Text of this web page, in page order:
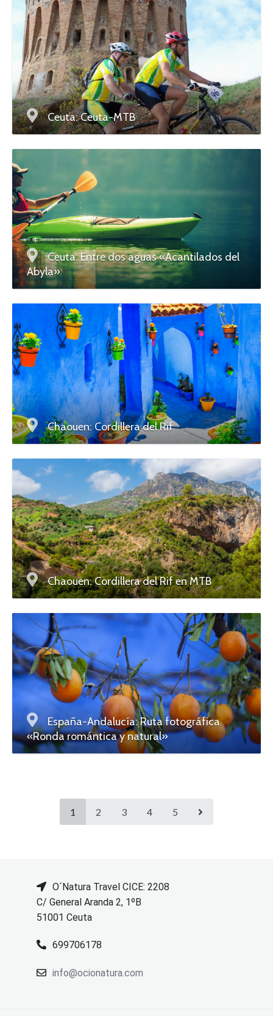
Ceuta: Ceuta-MTB
Ceuta: Entre dos aguas «Acantilados del
Abyla»
Chaouen: Cordillera del Rif
Chaouen: Cordillera del Rif en MTB
España-Andalucía: Ruta fotográfica
«Ronda romántica y natural»
1 2 3 4 5
O´Natura Travel CICE: 2208
C/ General Aranda 2, 1ºB
51001 Ceuta
699706178
info@ocionatura.com